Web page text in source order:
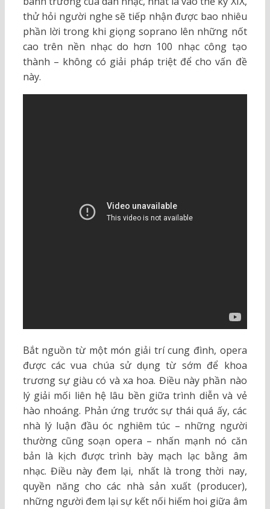
thử hỏi người nghe sẽ tiếp nhận được bao nhiêu
phần lời trong khi giọng soprano lên những nốt
cao trên nền nhạc do hơn 100 nhạc công tạo
thành – không có giải pháp triệt để cho vấn đề
này.
Bắt nguồn từ một món giải trí cung đình, opera
được các vua chúa sử dụng từ sớm để khoa
trương sự giàu có và xa hoa. Điều này phần nào
lý giải mối liên hệ lâu bền giữa trình diễn và vẻ
hào nhoáng. Phản ứng trước sự thái quá ấy, các
nhà lý luận đầu óc nghiêm túc – những người
thường cũng soạn opera – nhấn mạnh nó căn
bản là kịch được trình bày mạch lạc bằng âm
nhạc. Điều này đem lại, nhất là trong thời nay,
quyền năng cho các nhà sản xuất (producer),
những người đem lại sự kết nối hiếm hoi giữa âm